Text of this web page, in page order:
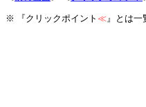
※ 『クリックポイント ≪』とは一